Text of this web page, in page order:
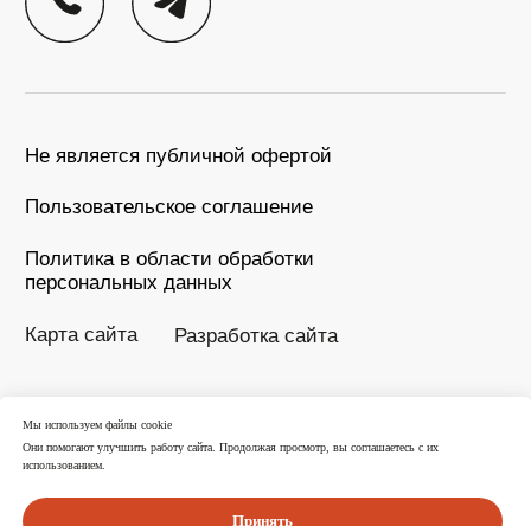
Мы используем файлы cookie
Они помогают улучшить работу сайта. Продолжая просмотр, вы соглашаетесь с их
использованием.
Принять